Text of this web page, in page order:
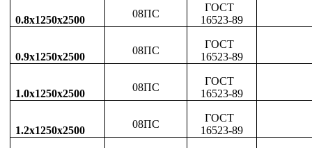
0.8х1250х2500
08ПС
ГОСТ
16523-89
0.9х1250х2500
08ПС
ГОСТ
16523-89
1.0х1250х2500
08ПС
ГОСТ
16523-89
1.2х1250х2500
08ПС
ГОСТ
16523-89